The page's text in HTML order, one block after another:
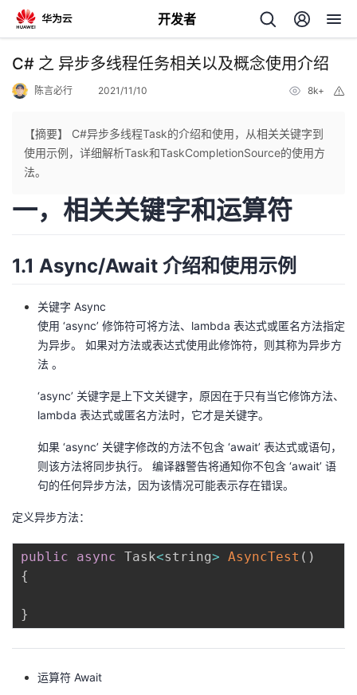
开发者
返
主
页
的
开
我
的
我
播
活
的
C# 之 异步多线程任务相关以及概念使用介绍
陈言必行 2021/11/10 8k+
【摘要】 C#异步多线程Task的介绍和使用，从相关关键字到
使用示例，详细解析Task和TaskCompletionSource的使用方
法。
一，相关关键字和运算符
1.1 Async/Await 介绍和使用示例
关键字 Async
使用 ‘async’ 修饰符可将方法、lambda 表达式或匿名方法指定
为异步。 如果对方法或表达式使用此修饰符，则其称为异步方
法 。
‘async’ 关键字是上下文关键字，原因在于只有当它修饰方法、
lambda 表达式或匿名方法时，它才是关键字。
如果 ‘async’ 关键字修改的方法不包含 ‘await’ 表达式或语句，
则该方法将同步执行。 编译器警告将通知你不包含 ‘await’ 语
句的任何异步方法，因为该情况可能表示存在错误。
定义异步方法：
public async Task<string> AsyncTest ( )
{
}
运算符 Await